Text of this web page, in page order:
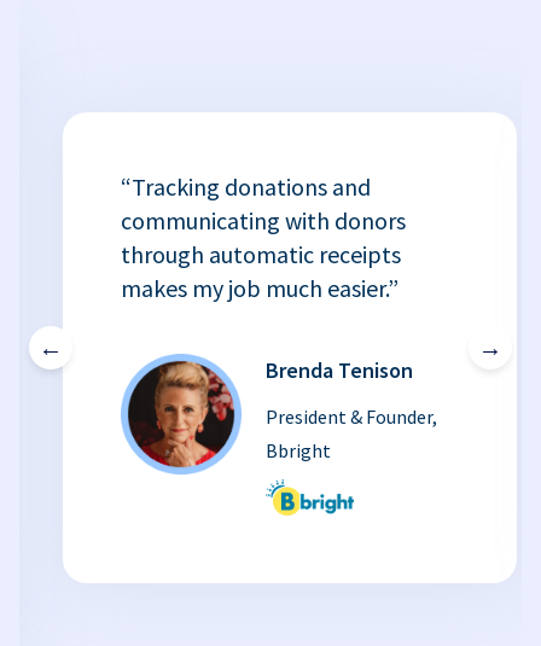
←
“Tracking donations and
communicating with donors
through automatic receipts
makes my job much easier.”
Brenda Tenison
President & Founder,
Bbright
→